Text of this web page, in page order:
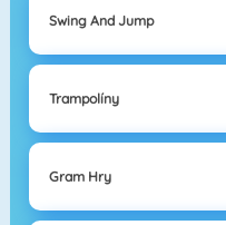
Swing And Jump
Trampolíny
Gram Hry